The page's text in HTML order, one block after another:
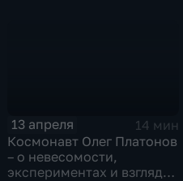
13 апреля
14 мин
Космонавт Олег Платонов
– о невесомости,
экспериментах и взгляде